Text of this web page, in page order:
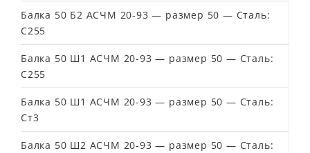
Балка 50 Б2 АСЧМ 20-93 — размер 50 — Сталь:
С255
Балка 50 Ш1 АСЧМ 20-93 — размер 50 — Сталь:
С255
Балка 50 Ш1 АСЧМ 20-93 — размер 50 — Сталь:
Ст3
Балка 50 Ш2 АСЧМ 20-93 — размер 50 — Сталь: